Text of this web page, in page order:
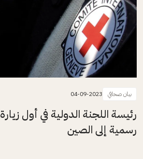
بيان صحافي 04-09-2023
رئيسة اللجنة الدولية في أول زيارة
رسمية إلى الصين